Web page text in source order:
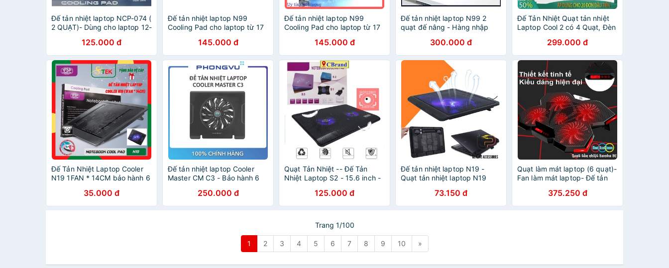
Đế tản nhiệt laptop NCP-074 (
2 QUẠT)- Dùng cho laptop 12-
125.000 đ
Đế tản nhiệt laptop N99
Cooling Pad cho laptop từ 17
145.000 đ
Đế tản nhiệt laptop N99
Cooling Pad cho laptop từ 17
145.000 đ
Đế tản nhiệt laptop N99 2
quạt đế nâng - Hàng nhập
300.000 đ
Đế Tản Nhiệt Quạt tản nhiệt
Laptop Cool 2 có 4 Quạt, Đèn
Xuống HEAD SHOP
299.000 đ
Đế Tản Nhiệt Laptop Cooler
N19 1FAN * 14CM bảo hành 6
35.000 đ
Đế tản nhiệt laptop Cooler
Master CM C3 - Bảo hành 6
250.000 đ
Quạt Tản Nhiệt -- Đế Tản
Nhiệt Laptop S2 - 15.6 inch -
125.000 đ
Đế tản nhiệt laptop N19 -
Quạt tản nhiệt laptop N19
73.150 đ
Quạt làm mát laptop (6 quạt)-
Fan làm mát laptop- Đế tản
375.250 đ
Trang 1/100
1 2 3 4 5 6 7 8 9 10 »